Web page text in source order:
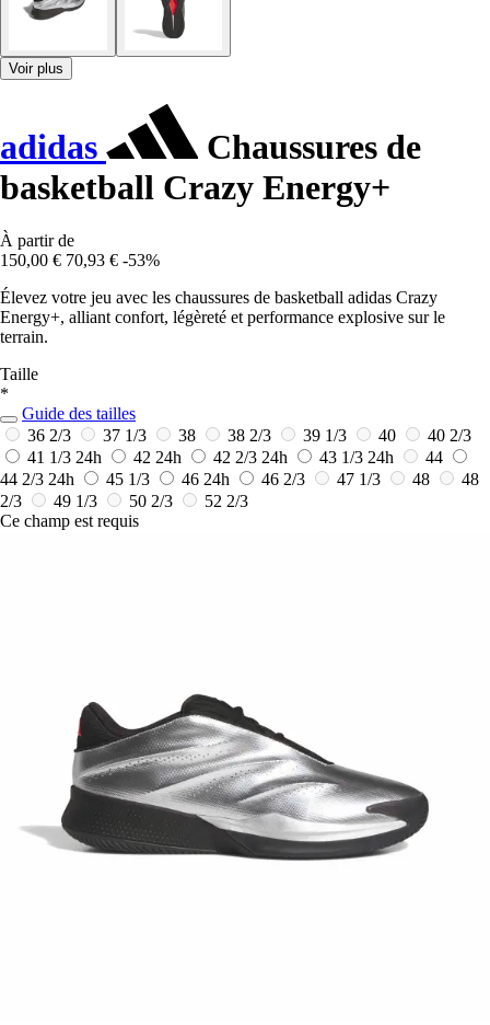
Voir plus
adidas
Chaussures de
basketball Crazy Energy+
À partir de
150,00 € 70,93 € -53%
Élevez votre jeu avec les chaussures de basketball adidas Crazy
Energy+, alliant confort, légèreté et performance explosive sur le
terrain.
Taille
*
Guide des tailles
36 2/3
37 1/3 38 38 2/3 39 1/3 40
40 2/3
41 1/3 24h 42 24h 42 2/3 24h 43 1/3 24h
44
44 2/3 24h 45 1/3 46 24h 46 2/3 47 1/3 48
48
2/3
49 1/3 50 2/3
52 2/3
Ce champ est requis